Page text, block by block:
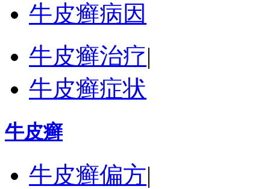
牛皮癣病因
牛皮癣治疗|
牛皮癣症状
牛皮癣
牛皮癣偏方|